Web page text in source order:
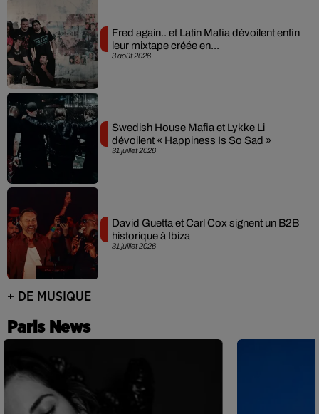
3 août 2026
Fred again.. et Latin Mafia dévoilent enfin
leur mixtape créée en...
31 juillet 2026
Swedish House Mafia et Lykke Li
dévoilent « Happiness Is So Sad »
31 juillet 2026
David Guetta et Carl Cox signent un B2B
historique à Ibiza
+ DE MUSIQUE
Paris News